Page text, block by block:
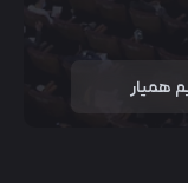
همیار